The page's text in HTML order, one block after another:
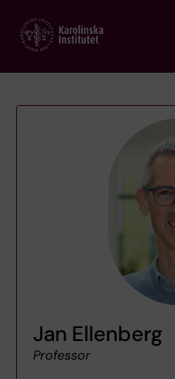
main
Jan Ellenberg
Professor